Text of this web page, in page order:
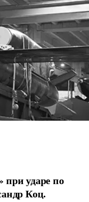
ударе по
Коц.